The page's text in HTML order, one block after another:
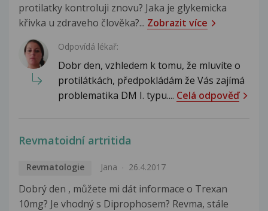
protilatky kontroluji znovu? Jaka je glykemicka
křivka u zdraveho člověka?... Zobrazit více
Odpovídá lékař:
Dobr den, vzhledem k tomu, že mluvíte o
protilátkách, předpokládám že Vás zajímá
problematika DM I. typu.... Celá odpověď
Revmatoidní artritida
Revmatologie Jana 26.4.2017
Dobrý den , můžete mi dát informace o Trexan
10mg? Je vhodný s Diprophosem? Revma, stále